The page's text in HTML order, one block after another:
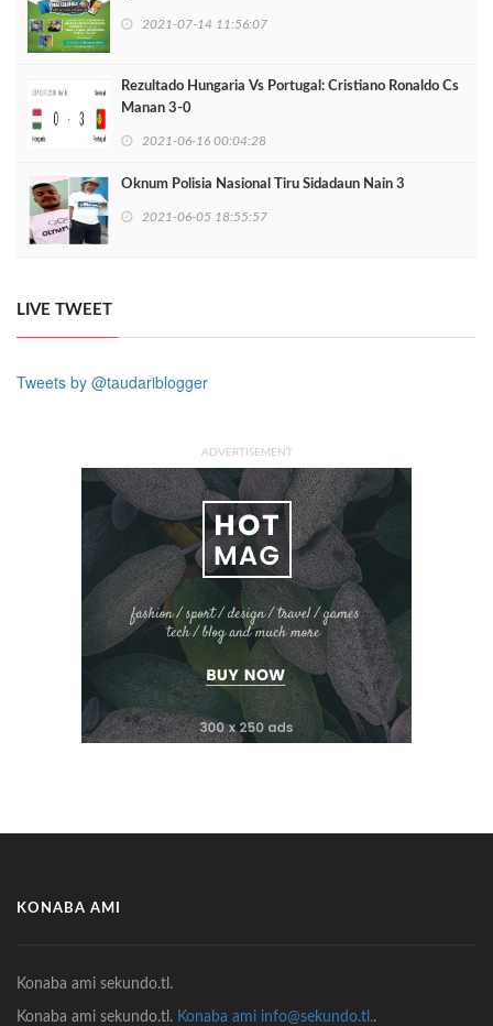
2021-07-14 11:56:07
Rezultado Hungaria Vs Portugal: Cristiano Ronaldo Cs
Manan 3-0
2021-06-16 00:04:28
Oknum Polisia Nasional Tiru Sidadaun Nain 3
2021-06-05 18:55:57
LIVE TWEET
Tweets by @taudariblogger
ADVERTISEMENT
KONABA AMI
Konaba ami sekundo.tl.
Konaba ami sekundo.tl. Konaba ami info@sekundo.tl..